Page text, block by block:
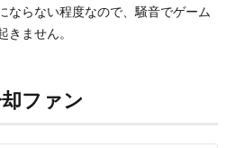
ならない程度なので、騒音でゲーム
きません。
ファン